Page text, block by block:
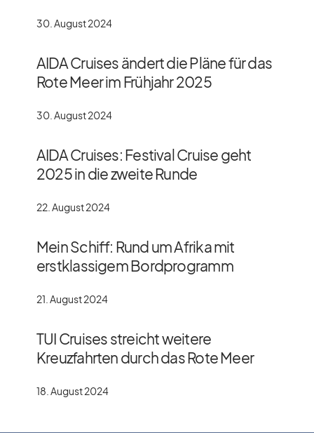
30. August 2024
AIDA Cruises ändert die Pläne für das
Rote Meer im Frühjahr 2025
30. August 2024
AIDA Cruises: Festival Cruise geht
2025 in die zweite Runde
22. August 2024
Mein Schiff: Rund um Afrika mit
erstklassigem Bordprogramm
21. August 2024
TUI Cruises streicht weitere
Kreuzfahrten durch das Rote Meer
18. August 2024